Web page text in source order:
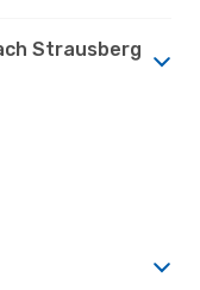
Strausberg